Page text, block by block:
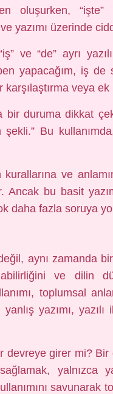
oluşurken,
yazımı üzerinde
ve “de” ayrı
yapacağım, iş
karşılaştırma veya
bir duruma dikkat
şekli.” Bu
kurallarına ve
Ancak bu basit
daha fazla soruya
aynı zamanda
ve dilin
toplumsal
yazımı,
devreye girer mi?
yalnızca
savunarak